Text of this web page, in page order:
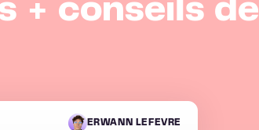
+ conseils de
ERWANN LEFEVRE